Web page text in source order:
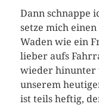
Dann schnappe
setze mich
Waden wie ein
lieber aufs
wieder hinunter
unserem
ist teils heftig,